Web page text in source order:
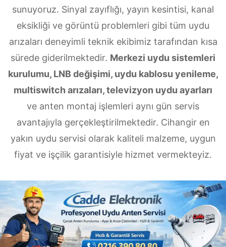
sunuyoruz. Sinyal zayıflığı, yayın kesintisi, kanal
eksikliği ve görüntü problemleri gibi tüm uydu
arızaları deneyimli teknik ekibimiz tarafından kısa
sürede giderilmektedir. Merkezi uydu sistemleri
kurulumu, LNB değişimi, uydu kablosu yenileme,
multiswitch arızaları, televizyon uydu ayarları
ve anten montaj işlemleri aynı gün servis
avantajıyla gerçekleştirilmektedir. Cihangir en
yakın uydu servisi olarak kaliteli malzeme, uygun
fiyat ve işçilik garantisiyle hizmet vermekteyiz.